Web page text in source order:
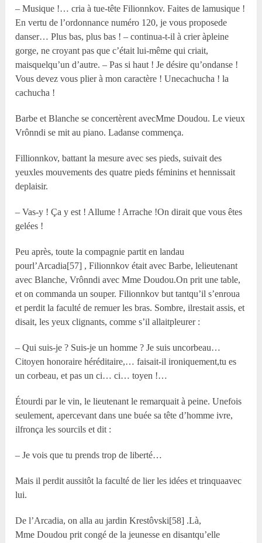
– Musique !… cria à tue-tête Filionnkov. Faites de lamusique !
En vertu de l’ordonnance numéro 120, je vous proposede
danser… Plus bas, plus bas ! – continua-t-il à crier àpleine
gorge, ne croyant pas que c’était lui-même qui criait,
maisquelqu’un d’autre. – Pas si haut ! Je désire qu’ondanse !
Vous devez vous plier à mon caractère ! Unecachucha ! la
cachucha !
Barbe et Blanche se concertèrent avecMme Doudou. Le vieux
Vrônndi se mit au piano. Ladanse commença.
Fillionnkov, battant la mesure avec ses pieds, suivait des
yeuxles mouvements des quatre pieds féminins et hennissait
deplaisir.
– Vas-y ! Ça y est ! Allume ! Arrache !On dirait que vous êtes
gelées !
Peu après, toute la compagnie partit en landau
pourl’Arcadia[57] , Filionnkov était avec Barbe, lelieutenant
avec Blanche, Vrônndi avec Mme Doudou.On prit une table,
et on commanda un souper. Filionnkov but tantqu’il s’enroua
et perdit la faculté de remuer les bras. Sombre, ilrestait assis, et
disait, les yeux clignants, comme s’il allaitpleurer :
– Qui suis-je ? Suis-je un homme ? Je suis uncorbeau…
Citoyen honoraire héréditaire,… faisait-il ironiquement,tu es
un corbeau, et pas un ci… ci… toyen !…
Étourdi par le vin, le lieutenant le remarquait à peine. Unefois
seulement, apercevant dans une buée sa tête d’homme ivre,
ilfronça les sourcils et dit :
– Je vois que tu prends trop de liberté…
Mais il perdit aussitôt la faculté de lier les idées et trinquaavec
lui.
De l’Arcadia, on alla au jardin Krestôvski[58] .Là,
Mme Doudou prit congé de la jeunesse en disantqu’elle